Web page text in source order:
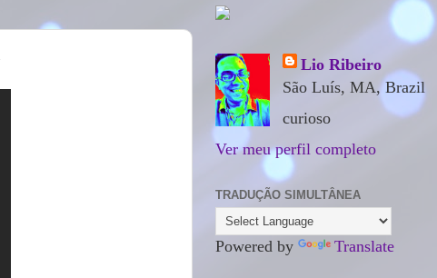
Lio Ribeiro
São Luís, MA, Brazil
curioso
Ver meu perfil completo
TRADUÇÃO SIMULTÂNEA
Powered by Translate